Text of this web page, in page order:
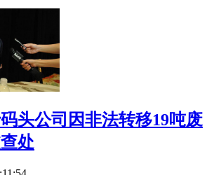
头公司因非法转移19吨废
处